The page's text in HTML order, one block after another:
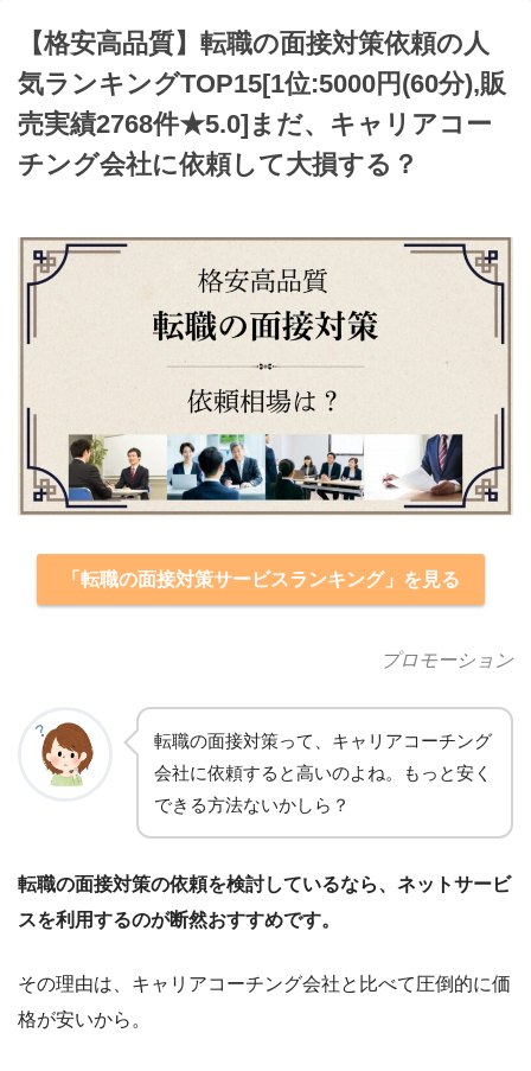
【格安高品質】転職の面接対策依頼の人
気ランキングTOP15[1位:5000円(60分),販
売実績2768件★5.0]まだ、キャリアコー
チング会社に依頼して大損する？
「転職の面接対策サービスランキング」を見る
プロモーション
転職の面接対策って、キャリアコーチング
会社に依頼すると高いのよね。もっと安く
できる方法ないかしら？
転職の面接対策の依頼を検討しているなら、ネットサービ
スを利用するのが断然おすすめです。
その理由は、キャリアコーチング会社と比べて圧倒的に価
格が安いから。